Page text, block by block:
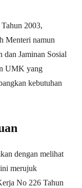
2003,
Menteri namun
dan Jaminan Sosial
UMK yang
kebutuhan
dengan melihat
merujuk
No 226 Tahun